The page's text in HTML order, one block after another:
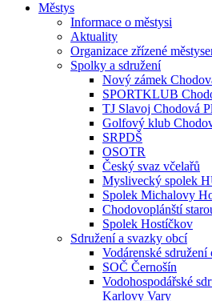
Městys
Informace o městysi
Aktuality
Organizace zřízené
Spolky a sdružení
Nový zámek
SPORTKLUB
TJ Slavoj Chodová
Golfový klub
SRPDŠ
OSOTR
Český svaz včelařů
Myslivecký spolek
Spolek Michalovy
Chodovoplánští
Spolek Hostíčkov
Sdružení a svazky obcí
Vodárenské
SOČ Černošín
Vodohospodářské
Karlovy Vary